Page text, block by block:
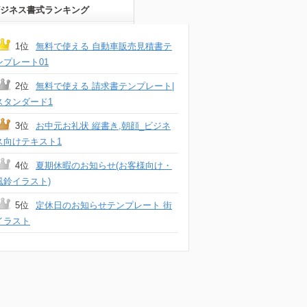
ネス書式ランキング
1位
無料で使える 自動車販売見積書テ
プレート01
2位
無料で使える 請求書テンプレート|
タンダード1
3位
お中元お礼状 縦書き,朝顔_ビジネ
向けテキスト1
4位
夏期休暇のお知らせ(お客様向け・
鈴イラスト)
5位
定休日のお知らせテンプレート 街
ラスト